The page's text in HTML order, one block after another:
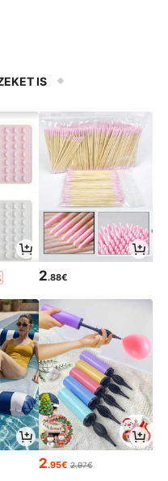
IS
2.88€
2.95€ 2.97€